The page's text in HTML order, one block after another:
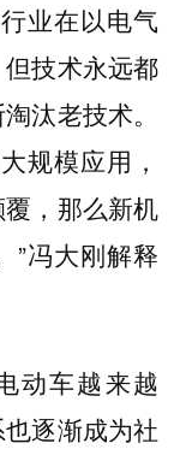
业在以电气
技术永远都
汰老技术。
规模应用，
，那么新机
”冯大刚解释
动车越来越
逐渐成为社